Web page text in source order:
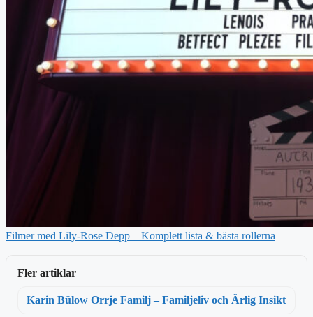
Filmer med Lily-Rose Depp – Komplett lista & bästa rollerna
Fler artiklar
Karin Bülow Orrje Familj – Familjeliv och Ärlig Insikt